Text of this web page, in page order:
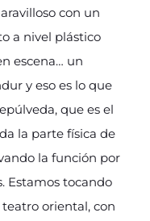
con un
a nivel plástico
escena… un
y eso es lo que
que es el
la parte física de
la función por
Estamos tocando
oriental, con